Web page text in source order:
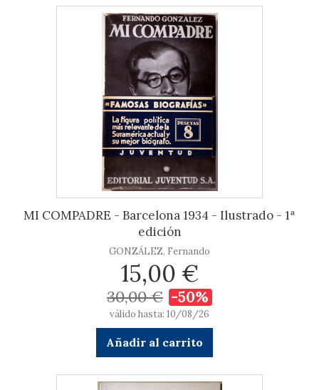
MI COMPADRE - Barcelona 1934 - Ilustrado - 1ª
edición
GONZÁLEZ, Fernando
15,00 €
30,00 € -50%
válido hasta: 10/08/26
Añadir al carrito